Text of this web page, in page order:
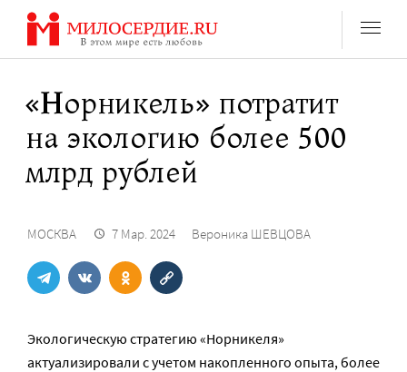
Перейти
содержанию
«Норникель» потратит
на экологию более 500
млрд рублей
МОСКВА 7 Мар. 2024 Вероника ШЕВЦОВА
Экологическую стратегию «Норникеля»
актуализировали с учетом накопленного опыта, более